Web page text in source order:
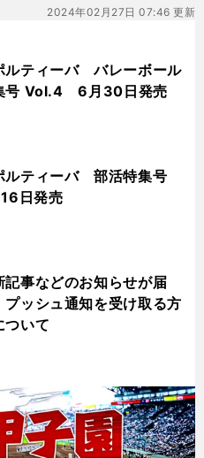
2024年02月27日 07:46 更新
ルティーバ バレーボール
号 Vol.4 6月30日発売
ルティーバ 部活特集号
日発売
記事などのお知らせが届
ッシュ通知を受け取る方
ついて